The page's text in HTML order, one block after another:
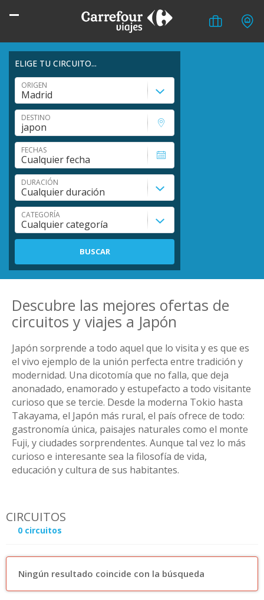
Circuitos
Japón
ELIGE TU CIRCUITO...
ORIGEN
DESTINO
FECHAS
DURACIÓN
CATEGORÍA
BUSCAR
Descubre las mejores ofertas de
circuitos y viajes a Japón
Japón sorprende a todo aquel que lo visita y es que es
el vivo ejemplo de la unión perfecta entre tradición y
modernidad. Una dicotomía que no falla, que deja
anonadado, enamorado y estupefacto a todo visitante
curioso que se tercie. Desde la moderna Tokio hasta
Takayama, el Japón más rural, el país ofrece de todo:
gastronomía única, paisajes naturales como el monte
Fuji, y ciudades sorprendentes. Aunque tal vez lo más
curioso e interesante sea la filosofía de vida,
educación y cultura de sus habitantes.
CIRCUITOS
0 circuitos
Ningún resultado coincide con la búsqueda